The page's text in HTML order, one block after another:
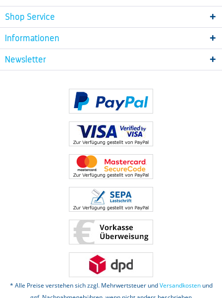
Shop Service
Informationen
Newsletter
* Alle Preise verstehen sich zzgl. Mehrwertsteuer undVersandkostenund